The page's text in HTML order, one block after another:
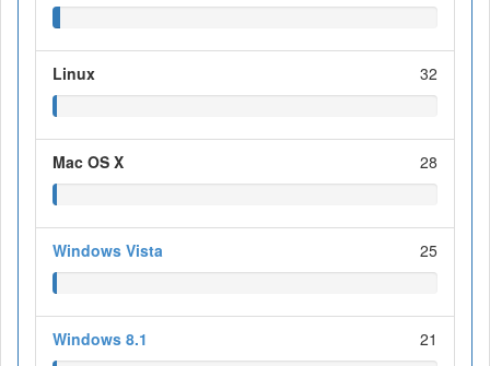
Linux 32
Mac OS X 28
Windows Vista 25
Windows 8.1 21